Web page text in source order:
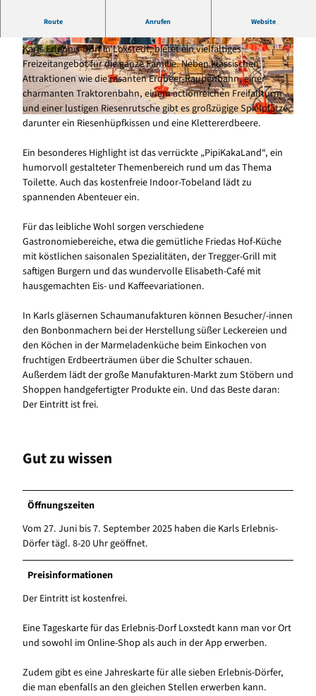
© Karls Erlebnis-Dorf, Karls Markt OHG
© Karls Erlebnis-Dorf, Karls Markt OHG © Karls Erlebnis-Dorf, Karls Markt OHG
Route Anrufen Website
365 Tage - Shoppen, Schlemmen, Spielen in Karls Erlebnis-
Dorf Loxstedt
Karls Erlebnis-Dorf in Loxstedt, bietet ein vielfältiges
Freizeitangebot für die ganze Familie. Neben klassischen
Attraktionen wie die rasanten Erdbeer-Raupenbahn, einer
charmanten Traktorenbahn, einem actionreichen Freifallturm
und einer lustigen Riesenrutsche gibt es großzügige Spielplätze,
darunter ein Riesenhüpfkissen und eine Klettererdbeere.
Ein besonderes Highlight ist das verrückte „PipiKakaLand“, ein
humorvoll gestalteter Themenbereich rund um das Thema
Toilette. Auch das kostenfreie Indoor-Tobeland lädt zu
spannenden Abenteuer ein.
Für das leibliche Wohl sorgen verschiedene
Gastronomiebereiche, etwa die gemütliche Friedas Hof-Küche
mit köstlichen saisonalen Spezialitäten, der Tregger-Grill mit
saftigen Burgern und das wundervolle Elisabeth-Café mit
hausgemachten Eis- und Kaffeevariationen.
In Karls gläsernen Schaumanufakturen können Besucher/-innen
den Bonbonmachern bei der Herstellung süßer Leckereien und
den Köchen in der Marmeladenküche beim Einkochen von
fruchtigen Erdbeerträumen über die Schulter schauen.
Außerdem lädt der große Manufakturen-Markt zum Stöbern und
Shoppen handgefertigter Produkte ein. Und das Beste daran:
Der Eintritt ist frei.
Gut zu wissen
Öffnungszeiten
Vom 27. Juni bis 7. September 2025 haben die Karls Erlebnis-
Dörfer tägl. 8-20 Uhr geöffnet.
Preisinformationen
Der Eintritt ist kostenfrei.
Eine Tageskarte für das Erlebnis-Dorf Loxstedt kann man vor Ort
und sowohl im Online-Shop als auch in der App erwerben.
Zudem gibt es eine Jahreskarte für alle sieben Erlebnis-Dörfer,
die man ebenfalls an den gleichen Stellen erwerben kann.